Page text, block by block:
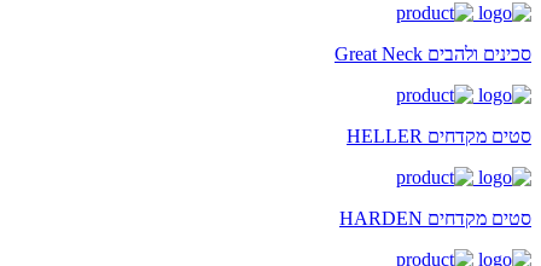
סכינים ולהבים Great Neck
סטים מקדחים HELLER
סטים מקדחים HARDEN